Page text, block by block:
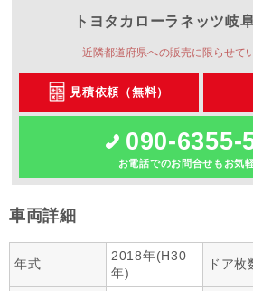
トヨタカローラネッツ岐
近隣都道府県への販売に限らせて
見積依頼（無料）
090-6355-
お電話でのお問合せもお気
車両詳細
年式
2018年(H30
年)
ドア枚